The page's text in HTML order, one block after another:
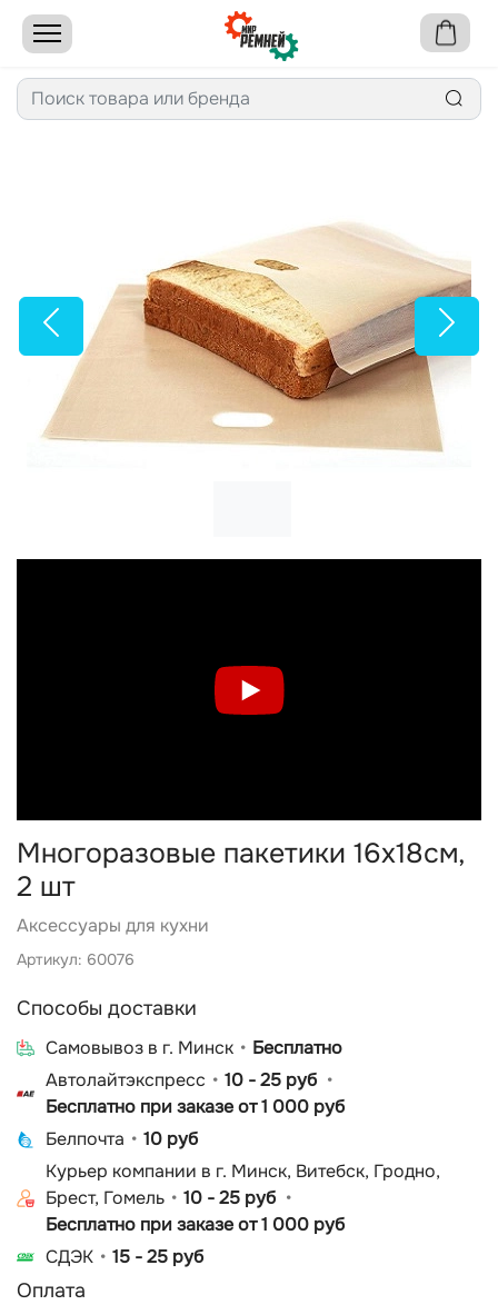
Многоразовые пакетики 16х18см,
2 шт
Аксессуары для кухни
Артикул: 60076
Способы доставки
Cамовывоз в г. Минск
Бесплатно
Автолайтэкспресс
10 - 25 руб
Бесплатно при заказе от 1 000 руб
Белпочта
10 руб
Курьер компании в г. Минск, Витебск, Гродно,
Брест, Гомель
10 - 25 руб
Бесплатно при заказе от 1 000 руб
СДЭК
15 - 25 руб
Оплата